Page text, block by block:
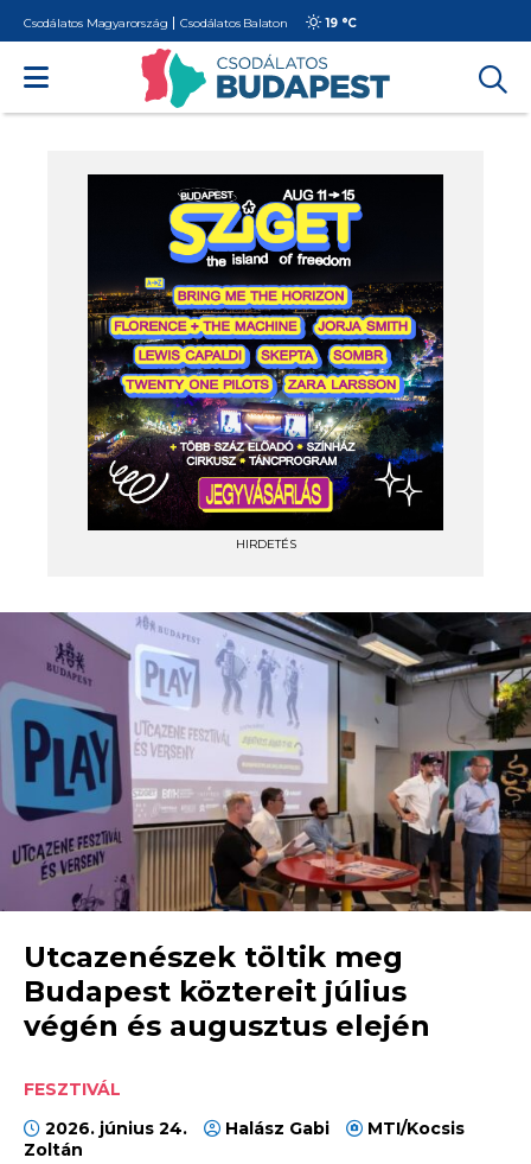
Csodálatos Magyarország Csodálatos Balaton 19 °C
HIRDETÉS
Utcazenészek töltik meg
Budapest köztereit július
végén és augusztus elején
FESZTIVÁL
2026. június 24.
Halász Gabi
MTI/Kocsis
Zoltán